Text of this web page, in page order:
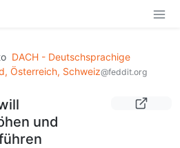
DACH - Deutschsprachige
Österreich, Schweiz@feddit.org
und